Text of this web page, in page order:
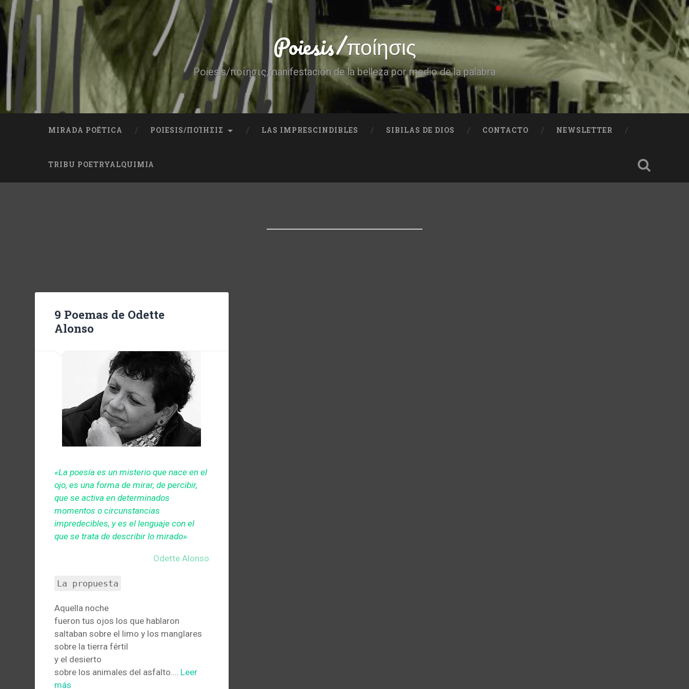
Skip
to
content
Search
Poiesis/ποίησις
Poiesis/ποίησις,manifestación de la belleza por medio de la palabra
MIRADA POÉTICA POIESIS/ΠΟΊΗΣΙΣ LAS IMPRESCINDIBLES SIBILAS DE DIOS CONTACTO NEWSLETTER
TRIBU POETRYALQUIMIA
9 Poemas de Odette
Alonso
«La poesía es un misterio que nace en el
ojo, es una forma de mirar, de percibir,
que se activa en determinados
momentos o circunstancias
impredecibles, y es el lenguaje con el
que se trata de describir lo mirado»
Odette Alonso
La propuesta
Aquella noche
fueron tus ojos los que hablaron
saltaban sobre el limo y los manglares
sobre la tierra fértil
y el desierto
sobre los animales del asfalto.… Leer
más